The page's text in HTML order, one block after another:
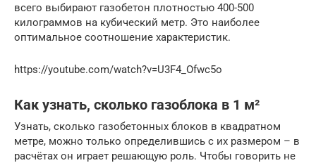
всего выбирают газобетон плотностью 400-500
килограммов на кубический метр. Это наиболее
оптимальное соотношение характеристик.
https://youtube.com/watch?v=U3F4_Ofwc5o
Как узнать, сколько газоблока в 1 м²
Узнать, сколько газобетонных блоков в квадратном
метре, можно только определившись с их размером – в
расчётах он играет решающую роль. Чтобы говорить не